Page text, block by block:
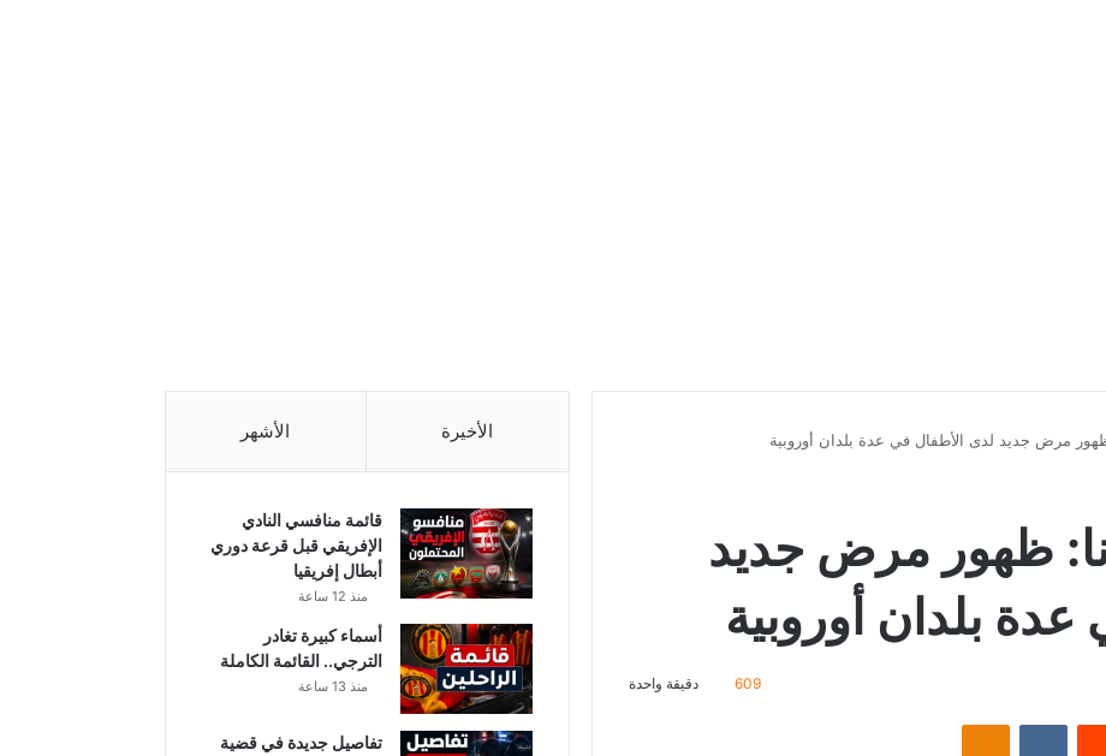
مرض جديد لدى الأطفال في عدة بلدان أوروبية
ظهور مرض جديد
بلدان أوروبية
609 دقيقة واحدة
الأخيرة الأشهر
قائمة منافسي النادي
الإفريقي قبل قرعة دوري
أبطال إفريقيا
منذ 12 ساعة
أسماء كبيرة تغادر
الترجي.. القائمة الكاملة
منذ 13 ساعة
تفاصيل جديدة في قضية